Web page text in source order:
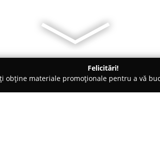
Felicitări!
obține materiale promoționale pentru a vă